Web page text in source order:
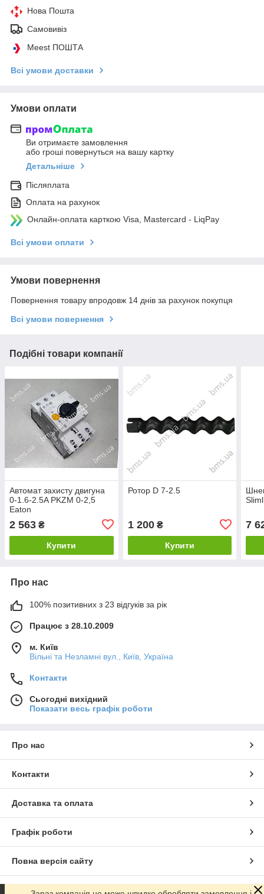
Нова Пошта
Самовивіз
Meest ПОШТА
Всі умови доставки
Умови оплати
Ви отримаєте замовлення
або гроші повернуться на вашу картку
Детальніше
Післяплата
Оплата на рахунок
Онлайн-оплата карткою Visa, Mastercard - LiqPay
Всі умови оплати
Умови повернення
Повернення товару впродовж 14 днів за рахунок покупця
Всі умови повернення
Подібні товари компанії
Автомат захисту двигуна
0-1.6-2.5A PKZM 0-2,5
Eaton
2 563 ₴
Купити
Ротор D 7-2.5
1 200₴
Купити
7
Про нас
100% позитивних з 23 відгуків за рік
Працює з 28.10.2009
м. Київ
Вільні та Незламні вул., Київ, Україна
Контакти
Сьогодні вихідний
Показати весь графік роботи
Про нас
Контакти
Доставка та оплата
Графік роботи
Повна версія сайту
Сайт створено на маркетплейсі Prom.ua